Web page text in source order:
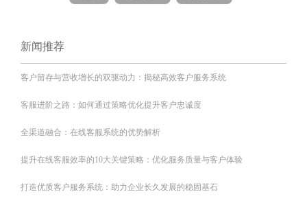
新闻推荐
客户留存与营收增长的双驱动力：揭秘高效客户服务系统
客服进阶之路：如何通过策略优化提升客户忠诚度
全渠道融合：在线客服系统的优势解析
提升在线客服效率的10大关键策略：优化服务质量与客户体验
打造优质客户服务系统：助力企业长久发展的稳固基石